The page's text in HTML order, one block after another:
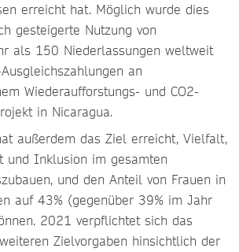
erreicht hat. Möglich wurde dies
gesteigerte Nutzung von
als 150 Niederlassungen weltweit
an
Wiederaufforstungs- und CO2-
in Nicaragua.
außerdem das Ziel erreicht, Vielfalt,
und Inklusion im gesamten
und den Anteil von Frauen in
auf 43% (gegenüber 39% im Jahr
2021 verpflichtet sich das
Zielvorgaben hinsichtlich der